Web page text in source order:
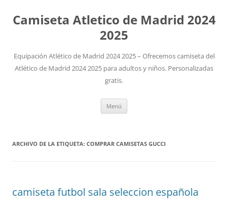
Camiseta Atletico de Madrid 2024
2025
Equipación Atlético de Madrid 2024 2025 – Ofrecemos camiseta del
Atlético de Madrid 2024 2025 para adultos y niños. Personalizadas
gratis.
Menú
ARCHIVO DE LA ETIQUETA: COMPRAR CAMISETAS GUCCI
camiseta futbol sala seleccion española